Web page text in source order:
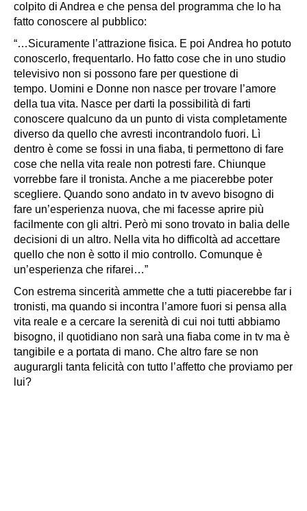
colpito di Andrea e che pensa del programma che lo ha
fatto conoscere al pubblico:
“…Sicuramente l’attrazione fisica. E poi Andrea ho potuto
conoscerlo, frequentarlo. Ho fatto cose che in uno studio
televisivo non si possono fare per questione di
tempo. Uomini e Donne non nasce per trovare l’amore
della tua vita. Nasce per darti la possibilità di farti
conoscere qualcuno da un punto di vista completamente
diverso da quello che avresti incontrandolo fuori. Lì
dentro è come se fossi in una fiaba, ti permettono di fare
cose che nella vita reale non potresti fare. Chiunque
vorrebbe fare il tronista. Anche a me piacerebbe poter
scegliere. Quando sono andato in tv avevo bisogno di
fare un’esperienza nuova, che mi facesse aprire più
facilmente con gli altri. Però mi sono trovato in balia delle
decisioni di un altro. Nella vita ho difficoltà ad accettare
quello che non è sotto il mio controllo. Comunque è
un’esperienza che rifarei…”
Con estrema sincerità ammette che a tutti piacerebbe far i
tronisti, ma quando si incontra l’amore fuori si pensa alla
vita reale e a cercare la serenità di cui noi tutti abbiamo
bisogno, il quotidiano non sarà una fiaba come in tv ma è
tangibile e a portata di mano. Che altro fare se non
augurargli tanta felicità con tutto l’affetto che proviamo per
lui?